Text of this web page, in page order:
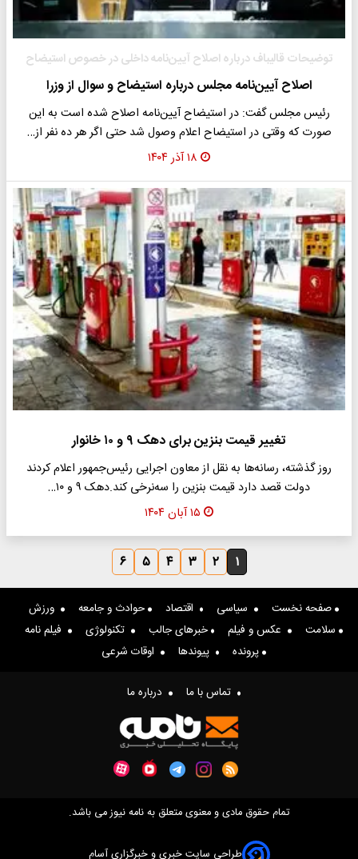
توضیحات قالیباف درباره اصلاح آیین‌نامه داخلی در خصوص استیضاح
اصلاح آیین‌نامه مجلس درباره استیضاح و سوال از وزرا
رئیس مجلس گفت: در استیضاح آیین‌نامه اصلاح شده است به این
صورت که وقتی در استیضاح اعلام وصول شد حتی اگر هر ده نفر از…
۱۸ آذر ۱۴۰۴
تغییر قیمت بنزین برای دهک ۹ و ۱۰ خانوار
روز گذشته، رسانه‌ها به نقل از معاون اجرایی رئیس‌جمهور اعلام کردند
دولت قصد دارد قیمت بنزین را سه‌نرخی کند.دهک ۹ و ۱۰…
۱۵ آبان ۱۴۰۴
۱ ۲ ۳ ۴ ۵ ۶
صفحه نخست سیاسی اقتصاد حوادث و جامعه
ورزش
سلامت
عکس و فیلم خبرهای جالب تکنولوژی
فیلم نامه
پرونده
پیوندها اوقات شرعی
تماس با ما درباره ما
تمام حقوق مادی و معنوی متعلق به نامه نیوز می باشد.
طراحی سایت خبری و خبرگزاری آسام